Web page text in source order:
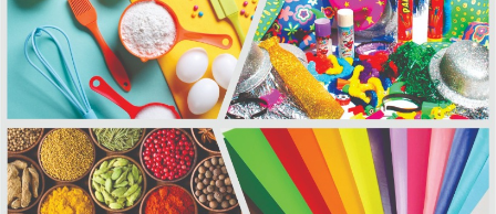
BUEN DÍA CHACABUCO
Muy feliz comienzo de
semana para tod@s